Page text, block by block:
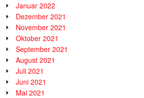
Januar 2022
Dezember 2021
November 2021
Oktober 2021
September 2021
August 2021
Juli 2021
Juni 2021
Mai 2021